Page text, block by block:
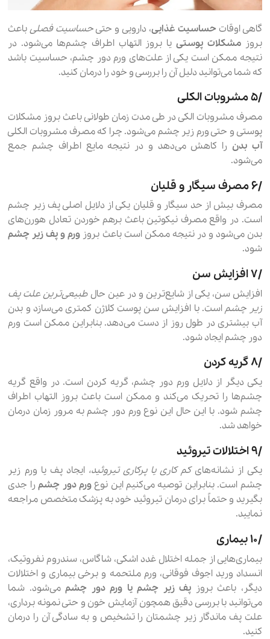
گاهی اوقاتحساسیت غذایی، دارویی و حتیحساسیت فصلیباعث
بروزمشکلات پوستی یا بروز التهاب اطراف چشم‌ها می‌شود. در
نتیجه ممکن است یکی از علت‌های ورم دور چشم، حساسیت باشد
که شما می‌توانید دلیل آن را بررسی و خود را درمان کنید.
۵٫ مشروبات الکلی
مصرف مشروبات الکی در طی مدت زمان طولانی باعث بروز مشکلات
پوستی و حتی ورم زیر چشم می‌شود. چرا که مصرف مشروبات الکلی
آب بدن را کاهش می‌دهد و در نتیجه مایع اطراف چشم جمع
می‌شود.
۶٫ مصرف سیگار و قلیان
مصرف بیش از حد سیگار و قلیان یکی از دلایل اصلی پف زیر چشم
است. در واقع مصرف نیکوتین باعث برهم خوردن تعادل هورن‌های
بدن می‌شود و در نتیجه ممکن است باعث بروز ورم و پف زیر چشم
شود.
۷٫ افزایش سن
افزایش سن، یکی از شایع‌ترین و در عین حال طبیعی‌ترین علت پف
زیر چشماست. با افزایش سن پوست کلاژن کمتری می‌سازد و بدن
آب بیشتری در طول روز از دست می‌دهد. بنابراین ممکن است ورم
دور چشم ایجاد شود.
۸٫ گریه کردن
یکی دیگر از دلایل ورم دور چشم، گریه کردن است. در واقع گریه
چشم‌ها را تحریک می‌کند و ممکن است باعث بروز التهاب اطراف
چشم شود. با این حال این نوع ورم دور چشم به مرور زمان درمان
خواهد شد.
۹٫ اختلالات تیروئید
یکی از نشانه‌هایکم کاری یا پرکاری تیروئید، ایجاد پف یا ورم زیر
چشم است. بنابراین توصیه می‌کنیم این نوع ورم دور چشمرا جدی
بگیرید و حتماً برای درمان تیروئید خود به پزشک متخصص مراجعه
نمایید.
۱۰٫ بیماری
بیماری‌هایی از جمله اختلال غدد اشکی، شاگاس، سندروم نفروتیک،
انسداد ورید اجوف فوقانی، ورم ملتحمه و برخی بیماری و اختلالات
دیگر، باعث بروز پف زیر چشم یا ورم دور چشممی‌شود. شما
می‌توانید با بررسی دقیق همچون آزمایش خون و حتی نمونه برداری،
علت پف ماندگار زیر چشمتان را تشخیص و به سادگی آن را درمان
کنید.